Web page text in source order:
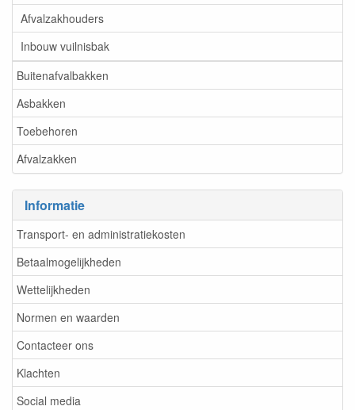
Afvalzakhouders
Inbouw vuilnisbak
Buitenafvalbakken
Asbakken
Toebehoren
Afvalzakken
Informatie
Transport- en administratiekosten
Betaalmogelijkheden
Wettelijkheden
Normen en waarden
Contacteer ons
Klachten
Social media